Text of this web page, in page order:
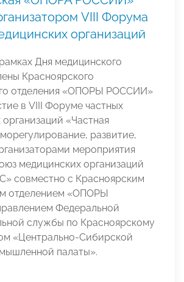
VIII Форума
организаций
Дня медицинского
Красноярского
отделения «ОПОРЫ РОССИИ»
в VIII Форуме частных
«Частная
развитие,
мероприятия
медицинских организаций
совместно с Красноярским
отделением «ОПОРЫ
Федеральной
службы по Красноярскому
«Центрально-Сибирской
палаты».